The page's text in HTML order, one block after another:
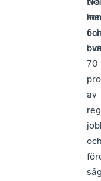
70
av